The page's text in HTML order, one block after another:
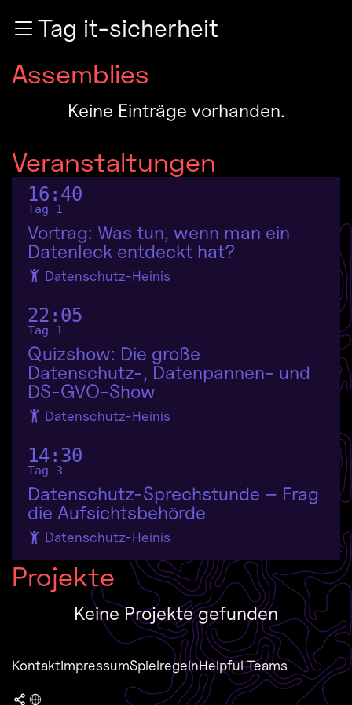
Zum InhaltTag it-sicherheit
Assemblies
Keine Einträge vorhanden.
Veranstaltungen
16:40
Tag 1
Vortrag: Was tun, wenn man ein
Datenleck entdeckt hat?
Datenschutz-Heinis
22:05
Tag 1
Quizshow: Die große
Datenschutz-, Datenpannen- und
DS-GVO-Show
Datenschutz-Heinis
14:30
Tag 3
Datenschutz-Sprechstunde – Frag
die Aufsichtsbehörde
Datenschutz-Heinis
Projekte
Keine Projekte gefunden
KontaktImpressumSpielregelnHelpful Teams